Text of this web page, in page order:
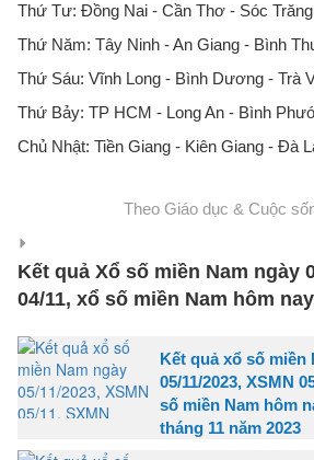
Thứ Tư: Đồng Nai - Cần Thơ - Sóc Trăng
Thứ Năm: Tây Ninh - An Giang - Bình
Thứ Sáu: Vĩnh Long - Bình Dương - Trà
Thứ Bảy: TP HCM - Long An - Bình
Chủ Nhật: Tiền Giang - Kiên Giang - Đà
Theo Giáo dục & Cuộc
Kết quả Xổ số miền Nam ngày
04/11, xổ số miền Nam hôm nay
Kết quả xổ số miền
05/11/2023, XSMN
số miền Nam hôm
tháng 11 năm 2023